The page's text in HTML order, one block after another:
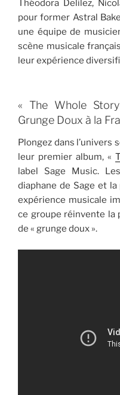
Théodora Delilez,
pour former Astral
une équipe de
scène musicale
leur expérience
« The Whole
Grunge Doux à la
Plongez dans l’univers
leur premier album, «
label Sage Music.
diaphane de Sage et
expérience musicale
ce groupe réinvente la
de « grunge doux ».